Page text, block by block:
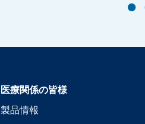
医療関係の皆様
製品情報